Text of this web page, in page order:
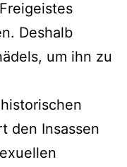
Deshalb
um ihn zu
den Insassen